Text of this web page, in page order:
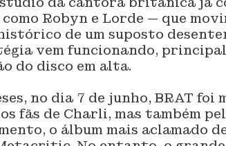
Robyn e Lorde — que
de um suposto
vem funcionando,
do disco em alta.
no dia 7 de junho, BRAT foi
fãs de Charli, mas também
o álbum mais aclamado